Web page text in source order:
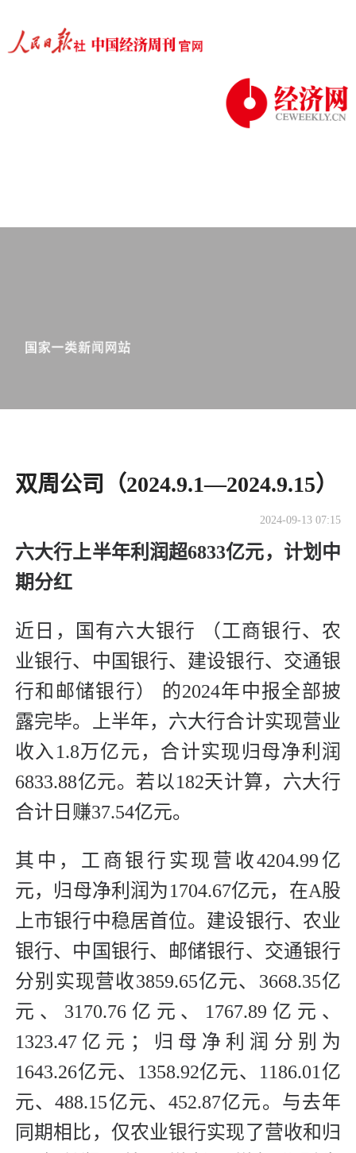
​双周公司（2024.9.1—2024.9.15）
2024-09-13 07:15
六大行上半年利润超6833亿元， 计划中
期分红
近日，国有六大银行 （工商银行、农
业银行、中国银行、建设银行、交通银
行和邮储银行） 的2024年中报全部披
露完毕。上半年，六大行合计实现营业
收入1.8万亿元，合计实现归母净利润
6833.88亿元。若以182天计算，六大行
合计日赚37.54亿元。
其中，工商银行实现营收4204.99亿
元，归母净利润为1704.67亿元，在A股
上市银行中稳居首位。建设银行、农业
银行、中国银行、邮储银行、交通银行
分别实现营收3859.65亿元、3668.35亿
元、3170.76亿元、1767.89亿元、
1323.47亿元；归母净利润分别为
1643.26亿元、1358.92亿元、1186.01亿
元、488.15亿元、452.87亿元。与去年
同期相比，仅农业银行实现了营收和归